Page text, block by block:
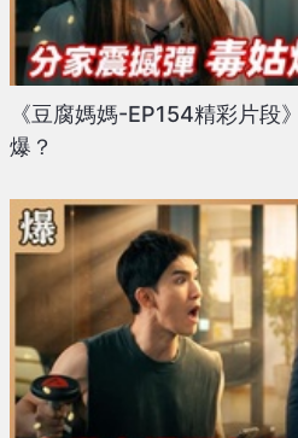
《豆腐媽媽-EP154精彩片段
爆？